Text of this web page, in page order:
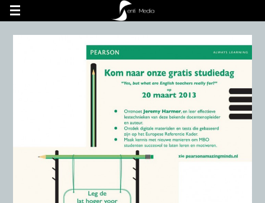
UA-60748462-1